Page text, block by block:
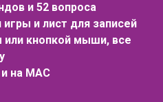
и 52 вопроса
и лист для записей
или кнопкой мыши, все
на MAC